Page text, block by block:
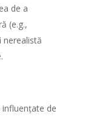
de a
(e.g.,
nerealistă
de